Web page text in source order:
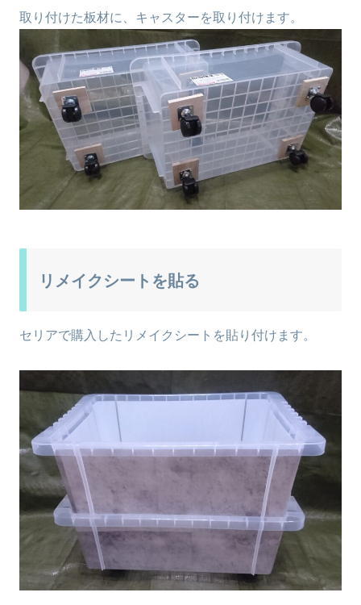
取り付けた板材に、キャスターを取り付けます。
リメイクシートを貼る
セリアで購入したリメイクシートを貼り付けます。